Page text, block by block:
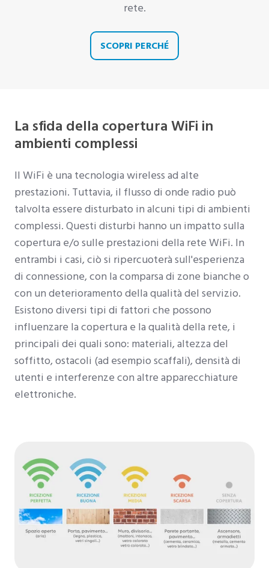
rete.
SCOPRI PERCHÉ
La sfida della copertura WiFi in
ambienti complessi
Il WiFi è una tecnologia wireless ad alte
prestazioni. Tuttavia, il flusso di onde radio può
talvolta essere disturbato in alcuni tipi di ambienti
complessi. Questi disturbi hanno un impatto sulla
copertura e/o sulle prestazioni della rete WiFi. In
entrambi i casi, ciò si ripercuoterà sull'esperienza
di connessione, con la comparsa di zone bianche o
con un deterioramento della qualità del servizio.
Esistono diversi tipi di fattori che possono
influenzare la copertura e la qualità della rete, i
principali dei quali sono: materiali, altezza del
soffitto, ostacoli (ad esempio scaffali), densità di
utenti e interferenze con altre apparecchiature
elettroniche.